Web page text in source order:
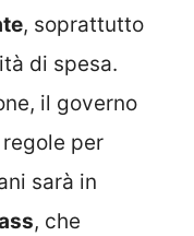
, soprattutto
di spesa.
il governo
per
sarà in
, che